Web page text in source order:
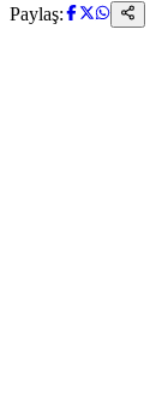
Paylaş: